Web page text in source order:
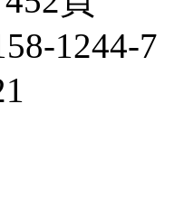
1244-7